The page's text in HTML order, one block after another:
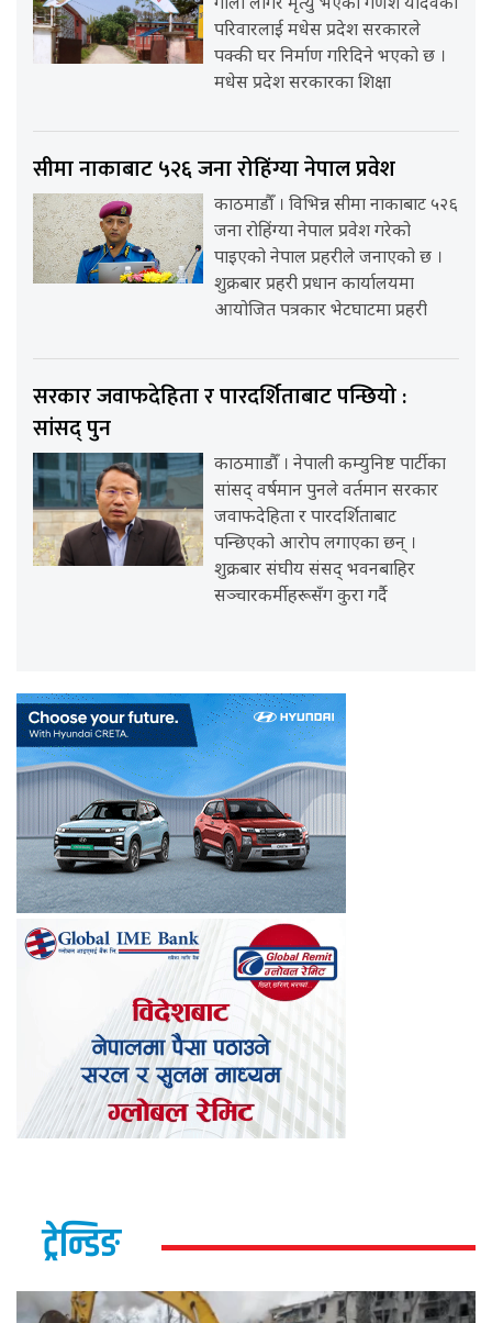
गोली लागेर मृत्यु भएका गणेश यादवको
परिवारलाई मधेस प्रदेश सरकारले
पक्की घर निर्माण गरिदिने भएको छ ।
मधेस प्रदेश सरकारका शिक्षा
सीमा नाकाबाट ५२६ जना रोहिंग्या नेपाल प्रवेश
काठमाडौँ । विभिन्न सीमा नाकाबाट ५२६
जना रोहिंग्या नेपाल प्रवेश गरेको
पाइएको नेपाल प्रहरीले जनाएको छ ।
शुक्रबार प्रहरी प्रधान कार्यालयमा
आयोजित पत्रकार भेटघाटमा प्रहरी
सरकार जवाफदेहिता र पारदर्शिताबाट पन्छियो :
सांसद् पुन
काठमााडौँ । नेपाली कम्युनिष्ट पार्टीका
सांसद् वर्षमान पुनले वर्तमान सरकार
जवाफदेहिता र पारदर्शिताबाट
पन्छिएको आरोप लगाएका छन् ।
शुक्रबार संघीय संसद् भवनबाहिर
सञ्चारकर्मीहरूसँग कुरा गर्दै
ट्रेन्डिङ